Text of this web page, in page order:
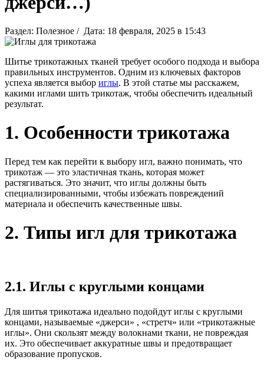
Раздел: Полезное / Дата: 18 февраля, 2025 в 15:43
Шитье трикотажных тканей требует особого подхода и выбора
правильных инструментов. Одним из ключевых факторов
успеха является выбор иглы. В этой статье мы расскажем,
какими иглами шить трикотаж, чтобы обеспечить идеальный
результат.
1. Особенности трикотажа
Перед тем как перейти к выбору игл, важно понимать, что
трикотаж — это эластичная ткань, которая может
растягиваться. Это значит, что иглы должны быть
специализированными, чтобы избежать повреждений
материала и обеспечить качественные швы.
2. Типы игл для трикотажа
2.1. Иглы с круглыми концами
Для шитья трикотажа идеально подойдут иглы с круглыми
концами, называемые «джерси» , «стретч» или «трикотажные
иглы». Они скользят между волокнами ткани, не повреждая
их. Это обеспечивает аккуратные швы и предотвращает
образование пропусков.